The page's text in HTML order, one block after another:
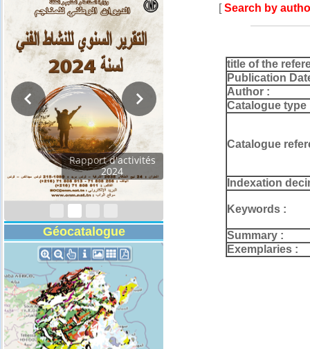
Rapport d'activités
2024
Géocatalogue
[Search by
title of the
Publication
Author :
Catalogue type
Catalogue
Indexation
Keywords :
Summary :
Exemplaries :